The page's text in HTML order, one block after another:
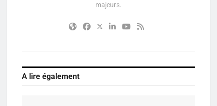
majeurs.
A lire également